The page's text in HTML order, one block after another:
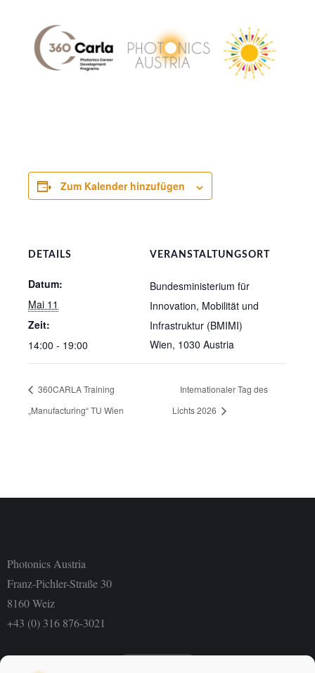
Zum Kalender hinzufügen
DETAILS
Datum:
Mai 11
Zeit:
14:00 - 19:00
VERANSTALTUNGSORT
Bundesministerium für
Innovation, Mobilität und
Infrastruktur (BMIMI)
Wien, 1030 Austria
360CARLA Training
„Manufacturing“ TU Wien
Internationaler Tag des
Lichts 2026
Photonics Austria
Franz-Pichler-Straße 30
8160 Weiz
+43 (0) 316 876-3021